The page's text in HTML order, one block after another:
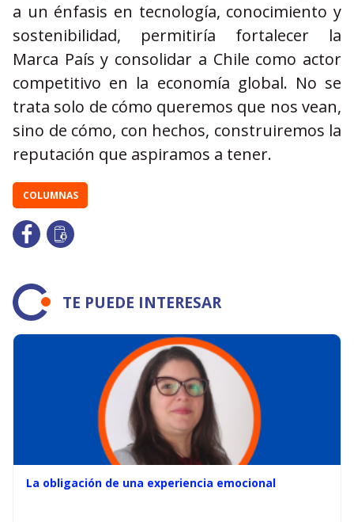
a un énfasis en tecnología, conocimiento y
sostenibilidad, permitiría fortalecer la
Marca País y consolidar a Chile como actor
competitivo en la economía global. No se
trata solo de cómo queremos que nos vean,
sino de cómo, con hechos, construiremos la
reputación que aspiramos a tener.
COLUMNAS
TE PUEDE INTERESAR
La obligación de una experiencia emocional